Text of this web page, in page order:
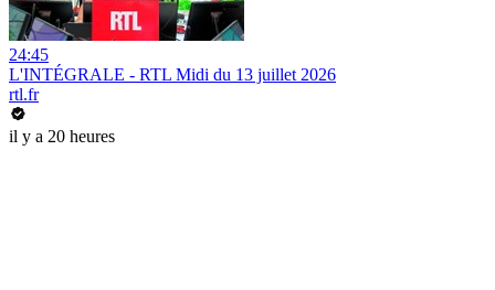
24:45
L'INTÉGRALE - RTL Midi du 13 juillet 2026
rtl.fr
il y a 20 heures